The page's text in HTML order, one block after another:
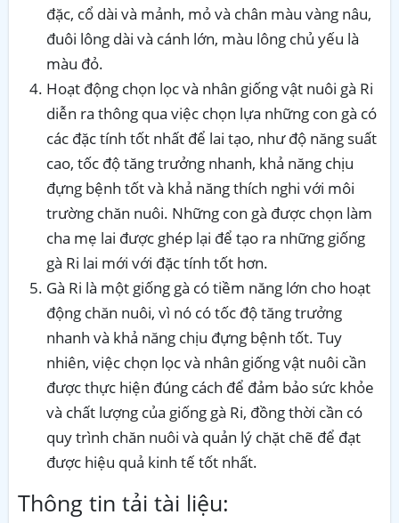
đặc, cổ dài và mảnh, mỏ và chân màu vàng nâu,
đuôi lông dài và cánh lớn, màu lông chủ yếu là
màu đỏ.
Hoạt động chọn lọc và nhân giống vật nuôi gà Ri
diễn ra thông qua việc chọn lựa những con gà có
các đặc tính tốt nhất để lai tạo, như độ năng suất
cao, tốc độ tăng trưởng nhanh, khả năng chịu
đựng bệnh tốt và khả năng thích nghi với môi
trường chăn nuôi. Những con gà được chọn làm
cha mẹ lai được ghép lại để tạo ra những giống
gà Ri lai mới với đặc tính tốt hơn.
Gà Ri là một giống gà có tiềm năng lớn cho hoạt
động chăn nuôi, vì nó có tốc độ tăng trưởng
nhanh và khả năng chịu đựng bệnh tốt. Tuy
nhiên, việc chọn lọc và nhân giống vật nuôi cần
được thực hiện đúng cách để đảm bảo sức khỏe
và chất lượng của giống gà Ri, đồng thời cần có
quy trình chăn nuôi và quản lý chặt chẽ để đạt
được hiệu quả kinh tế tốt nhất.
Thông tin tải tài liệu: